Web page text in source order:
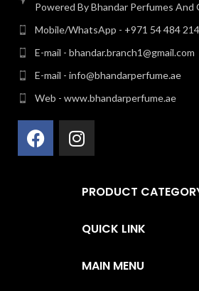
Powered By Bhandar Perfumes And
Mobile/WhatsApp - +971 54 484
E-mail - bhandar.branch1@gmail.com
E-mail - info@bhandarperfume.ae
Web - www.bhandarperfume.ae
PRODUCT
QUICK LINK
MAIN MENU